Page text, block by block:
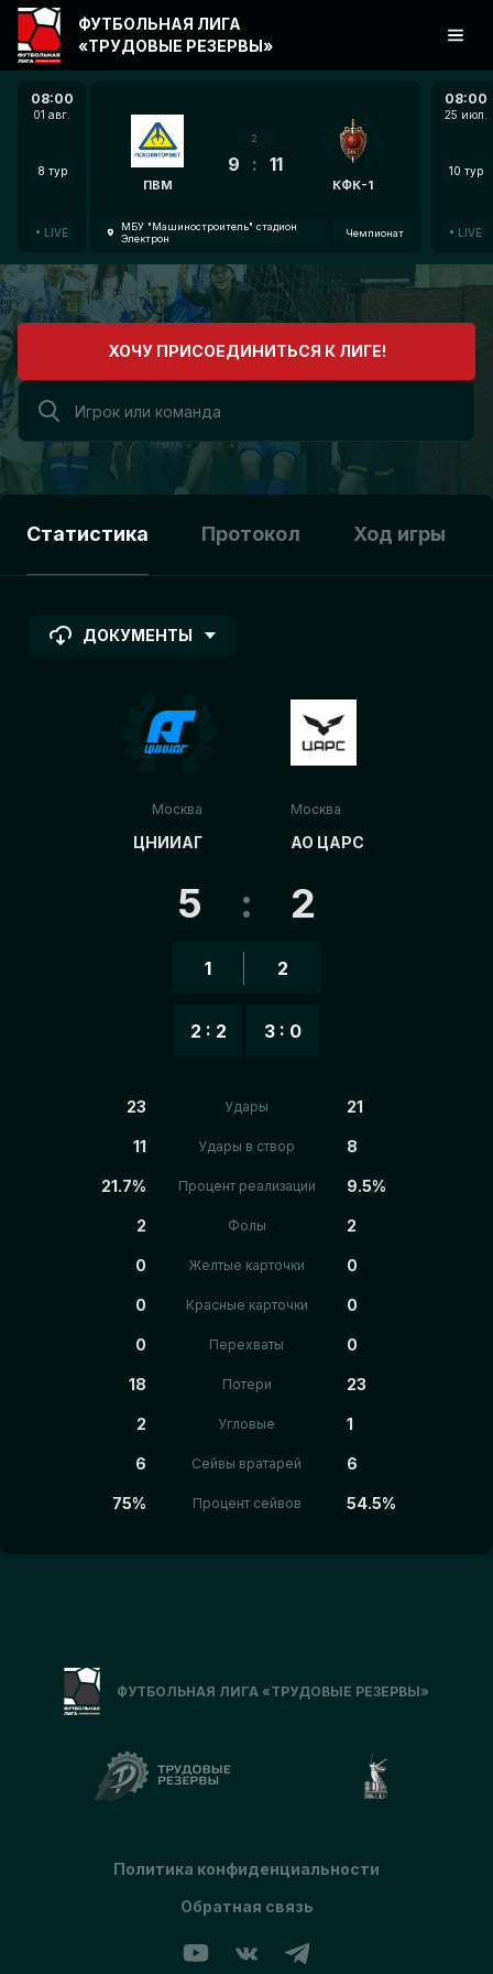
08:00
01 авг.
8 тур
LIVE
ПВМ
2
9 : 11
КФК-1
МБУ "Машиностроитель" стадион
Электрон
Чемпионат
08:00
25 июл.
10 тур
LIVE
ФУТБОЛЬНАЯ ЛИГА
«ТРУДОВЫЕ РЕЗЕРВЫ»
ХОЧУ ПРИСОЕДИНИТЬСЯ К ЛИГЕ!
Статистика Протокол Ход игры
ДОКУМЕНТЫ
Москва
ЦНИИАГ
5 : 2
1
2 : 2
2
3 : 0
Москва
АО ЦАРС
23 Удары 21
11 Удары в створ 8
21.7% Процент реализации 9.5%
2 Фолы 2
0 Желтые карточки 0
0 Красные карточки 0
0 Перехваты 0
18 Потери 23
2 Угловые 1
6 Сейвы вратарей 6
75% Процент сейвов 54.5%
ФУТБОЛЬНАЯ ЛИГА «ТРУДОВЫЕ РЕЗЕРВЫ»
Политика конфиденциальности
Обратная связь